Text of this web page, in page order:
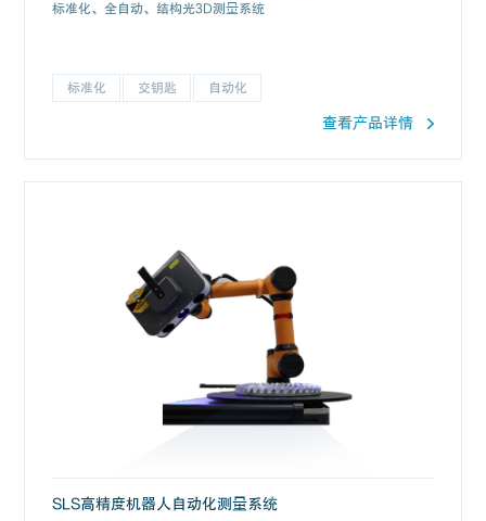
标准化、全自动、结构光3D测量系统
标准化 交钥匙 自动化
查看产品详情
SLS高精度机器人自动化测量系统